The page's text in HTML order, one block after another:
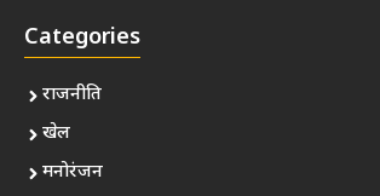
Categories
राजनीति
खेल
मनोरंजन